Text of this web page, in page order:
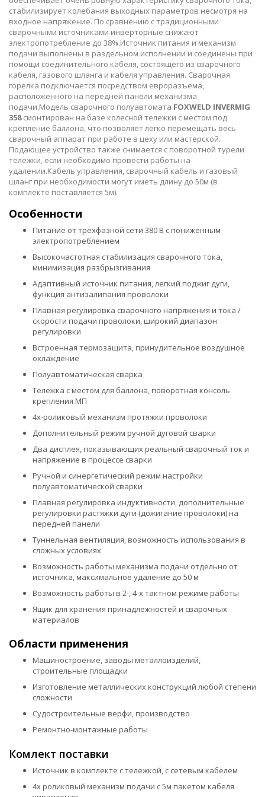
стабилизирует колебания выходных параметров несмотря на
входное напряжение. По сравнению с традиционными
сварочными источниками инверторные снижают
электропотребление до 38%.Источник питания и механизм
подачи выполнены в раздельном исполнении и соединены при
помощи соединительного кабеля, состоящего из сварочного
кабеля, газового шланга и кабеля управления. Сварочная
горелка подключается посредством евроразъема,
расположенного на передней панели механизма
подачи.Модель сварочного полуавтомата FOXWELD INVERMIG
358смонтирован на базе колесной тележки с местом под
крепление баллона, что позволяет легко перемещать весь
сварочный аппарат при работе в цеху или мастерской.
Подающее устройство также снимается с поворотной турели
тележки, если необходимо провести работы на
удалении.Кабель управления, сварочный кабель и газовый
шланг при необходимости могут иметь длину до 50м (в
комплекте поставляется 5м).
Особенности
Питание от трехфазной сети 380 В с пониженным
электропотреблением
Высокочастотная стабилизация сварочного тока,
минимизация разбрызгивания
Адаптивный источник питания, легкий поджиг дуги,
функция антизалипания проволоки
Плавная регулировка сварочного напряжения и тока /
скорости подачи проволоки, широкий диапазон
регулировки
Встроенная термозащита, принудительное воздушное
охлаждение
Полуавтоматическая сварка
Тележка с местом для баллона, поворотная консоль
крепления МП
4х-роликовый механизм протяжки проволоки
Дополнительный режим ручной дуговой сварки
Два дисплея, показывающих реальный сварочный ток и
напряжение в процессе сварки
Ручной и синергетический режим настройки
полуавтоматической сварки
Плавная регулировка индуктивности, дополнительные
регулировки растяжки дуги (дожигание проволоки) на
передней панели
Туннельная вентиляция, возможность использования в
сложных условиях
Возможность работы механизма подачи отдельно от
источника, максимальное удаление до 50 м
Возможность работы в 2-, 4-х тактном режиме работы
Ящик для хранения принадлежностей и сварочных
материалов
Области применения
Машиностроение, заводы металлоизделий,
строительные площадки
Изготовление металлических конструкций любой степени
сложности
Судостроительные верфи, производство
Ремонтно-монтажные работы
Комлект поставки
Источник в комплекте с тележкой, с сетевым кабелем
4х роликовый механизм подачи с 5м пакетом кабеля